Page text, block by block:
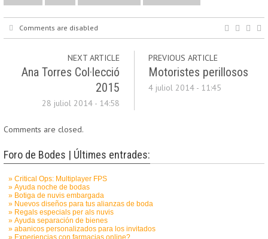
Comments are disabled
NEXT ARTICLE
Ana Torres Col·lecció
2015
28 juliol 2014 - 14:58
PREVIOUS ARTICLE
Motoristes perillosos
4 juliol 2014 - 11:45
Comments are closed.
Foro de Bodes | Últimes entrades: